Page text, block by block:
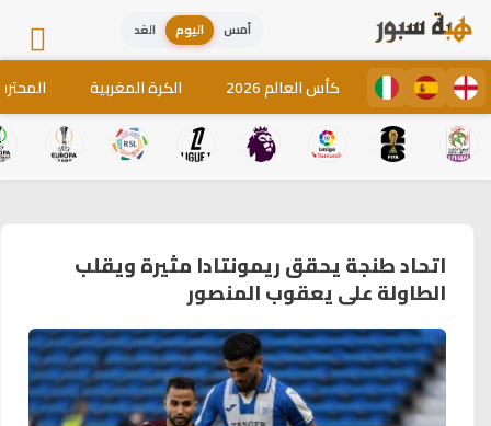
أمس اليوم الغد
كأس العالم 2026 الكرة المغربية
اتحاد طنجة يحقق ريمونتادا مثيرة ويقلب
الطاولة على يعقوب المنصور